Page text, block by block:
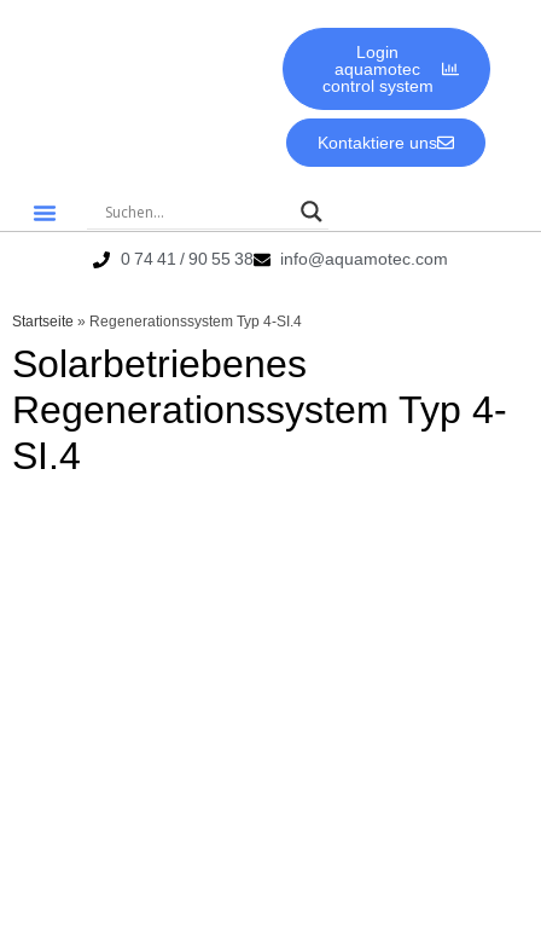
Login
aquamotec
control system
Kontaktiere uns
0 74 41 / 90 55 38 info@aquamotec.com
Startseite » Regenerationssystem Typ 4-SI.4
Solarbetriebenes
Regenerationssystem Typ 4-
SI.4